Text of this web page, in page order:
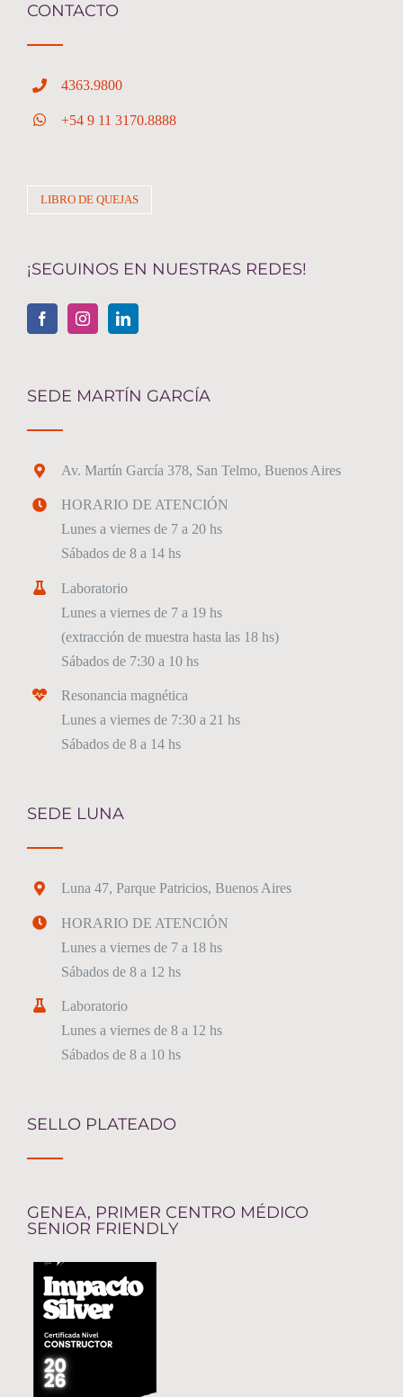
CONTACTO
4363.9800
+54 9 11 3170.8888
LIBRO DE QUEJAS
¡SEGUINOS EN NUESTRAS REDES!
SEDE MARTÍN GARCÍA
Av. Martín García 378, San Telmo, Buenos Aires
HORARIO DE ATENCIÓN
Lunes a viernes de 7 a 20 hs
Sábados de 8 a 14 hs
Laboratorio
Lunes a viernes de 7 a 19 hs
(extracción de muestra hasta las 18 hs)
Sábados de 7:30 a 10 hs
Resonancia magnética
Lunes a viernes de 7:30 a 21 hs
Sábados de 8 a 14 hs
SEDE LUNA
Luna 47, Parque Patricios, Buenos Aires
HORARIO DE ATENCIÓN
Lunes a viernes de 7 a 18 hs
Sábados de 8 a 12 hs
Laboratorio
Lunes a viernes de 8 a 12 hs
Sábados de 8 a 10 hs
SELLO PLATEADO
GENEA, PRIMER CENTRO MÉDICO
SENIOR FRIENDLY